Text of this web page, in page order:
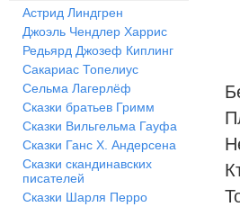
Астрид Линдгрен
Джоэль Чендлер Харрис
Редьярд Джозеф Киплинг
Сакариас Топелиус
Сельма Лагерлёф
Сказки братьев Гримм
Сказки Вильгельма Гауфа
Сказки Ганс Х. Андерсена
Сказки скандинавских
писателей
Сказки Шарля Перро